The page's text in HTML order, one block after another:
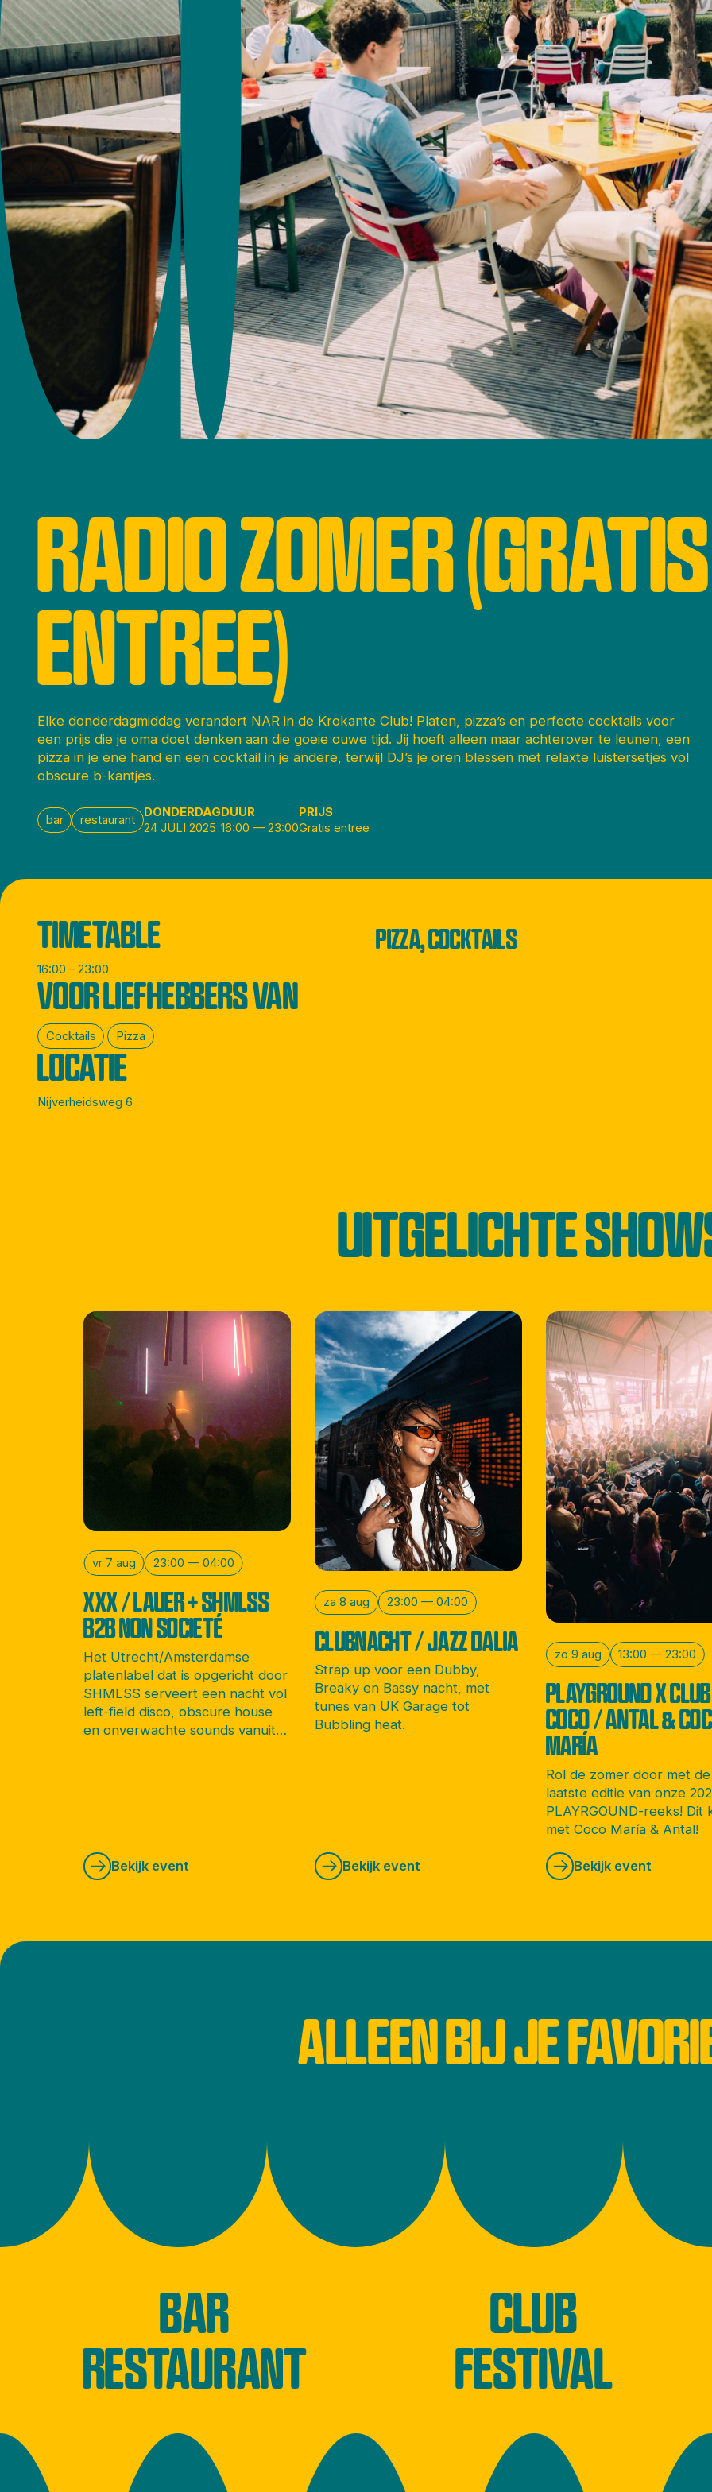
RADIO ZOMER (GRATIS
ENTREE)
Elke donderdagmiddag verandert NAR in de Krokante Club! Platen, pizza’s en perfecte cocktails voor
een prijs die je oma doet denken aan die goeie ouwe tijd. Jij hoeft alleen maar achterover te leunen, een
pizza in je ene hand en een cocktail in je andere, terwijl DJ’s je oren blessen met relaxte luistersetjes vol
obscure b-kantjes.
bar restaurant
DONDERDAG
24 JULI 2025
DUUR
16:00—23:00
PRIJS
Gratis entree
TIMETABLE
16:00 – 23:00
VOOR LIEFHEBBERS VAN
Cocktails Pizza
LOCATIE
Nijverheidsweg 6
PIZZA, COCKTAILS
UITGELICHTE
vr 7 aug 23:00 — 04:00
XXX / LAUER + SHMLSS
B2B NON SOCIETÉ
Het Utrecht/Amsterdamse
platenlabel dat is opgericht door
SHMLSS serveert een nacht vol
left-field disco, obscure house
en onverwachte sounds vanuit
Bekijk event
za 8 aug 23:00 — 04:00
CLUBNACHT / JAZZ DALIA
Strap up voor een Dubby,
Breaky en Bassy nacht, met
tunes van UK Garage tot
Bubbling heat.
Bekijk event
zo 9 aug 13:00 — 23:00
PLAYGROUND X CLUB
COCO / ANTAL &
MARÍA
Rol de zomer door met de
laatste editie van onze
PLAYRGOUND-reeks! Dit
met Coco María & Antal!
Bekijk event
ALLEEN BIJ JE
BAR
RESTAURANT
CLUB
FESTIVAL